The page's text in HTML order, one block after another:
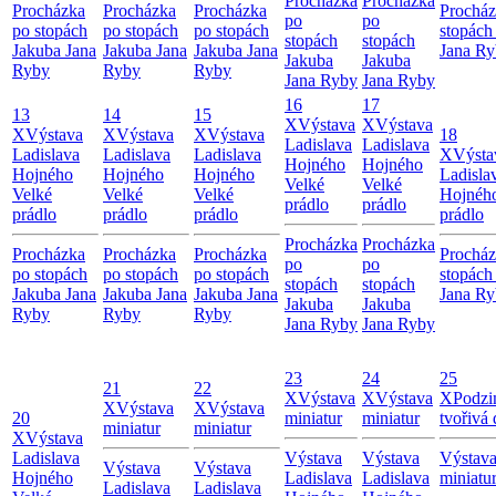
Procházka
po stopách
Jakuba Jana
Ryby
Procházka
po stopách
Jakuba Jana
Ryby
Procházka
po stopách
Jakuba Jana
Ryby
po
stopách
Jakuba
Jana Ryby
po
stopách
Jakuba
Jana Ryby
Jana
13
XVýstava
Ladislava
Hojného
Velké
prádlo
Procházka
po stopách
Jakuba Jana
Ryby
14
XVýstava
Ladislava
Hojného
Velké
prádlo
Procházka
po stopách
Jakuba Jana
Ryby
15
XVýstava
Ladislava
Hojného
Velké
prádlo
Procházka
po stopách
Jakuba Jana
Ryby
16
XVýstava
Ladislava
Hojného
Velké
prádlo
Procházka
po
stopách
Jakuba
Jana Ryby
17
XVýstava
Ladislava
Hojného
Velké
prádlo
Procházka
po
stopách
Jakuba
Jana Ryby
18
X
prádlo
Jana
20
XVýstava
Ladislava
Hojného
21
XVýstava
miniatur
Výstava
Ladislava
22
XVýstava
miniatur
Výstava
Ladislava
23
XVýstava
miniatur
Výstava
Ladislava
24
XVýstava
miniatur
Výstava
Ladislava
25
X
tvořivá
Výstava
miniatur